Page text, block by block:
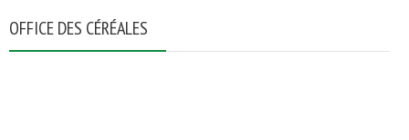
OFFICE DES CÉRÉALES